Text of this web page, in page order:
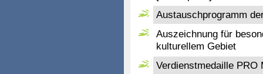
Austauschprogramm
Auszeichnung für
kulturellem Gebiet
Verdienstmedaille PRO